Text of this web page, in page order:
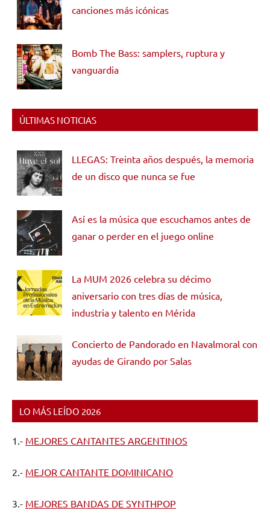
canciones más icónicas
Bomb The Bass: samplers, ruptura y
vanguardia
ÚLTIMAS NOTICIAS
LLEGAS: Treinta años después, la memoria
de un disco que nunca se fue
Así es la música que escuchamos antes de
ganar o perder en el juego online
La MUM 2026 celebra su décimo
aniversario con tres días de música,
industria y talento en Mérida
Concierto de Pandorado en Navalmoral con
ayudas de Girando por Salas
LO MÁS LEÍDO 2026
1.- MEJORES CANTANTES ARGENTINOS
2.- MEJOR CANTANTE DOMINICANO
3.- MEJORES BANDAS DE SYNTHPOP